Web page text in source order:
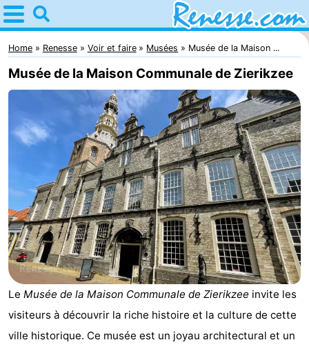
Home
Renesse
Astuces
les
Passer
Appartements
Port
Greve
-
Zeeuwse
Kust
Campings
Chambre
Home Renesse Voir et faire Musées Musée de la Maison ...
Musée de la Maison Communale de Zierikzee
Le Musée de la Maison Communale de Zierikzee invite les
visiteurs à découvrir la riche histoire et la culture de cette
ville historique. Ce musée est un joyau architectural et un